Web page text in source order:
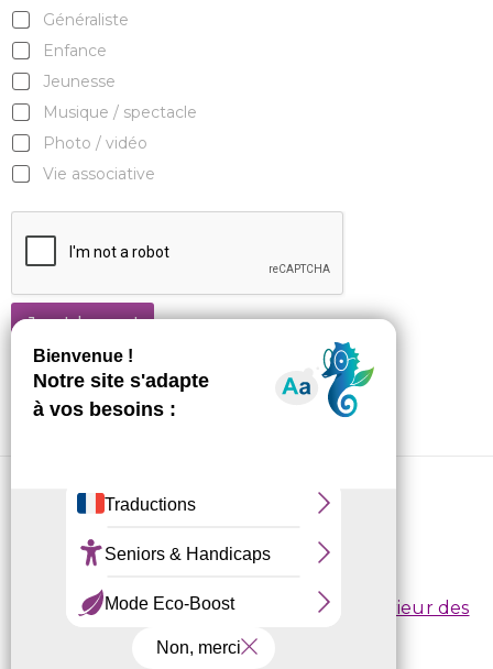
Généraliste
Enfance
Jeunesse
Musique / spectacle
Photo / vidéo
Vie associative
Je m'abonne !
Conditions d’inscription/
Règlement intérieur des
centres